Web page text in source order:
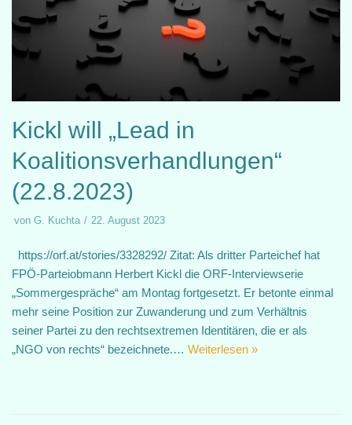
Kickl will „Lead in
Koalitionsverhandlungen“
(22.8.2023)
von G. Kuchta 22. August 2023
https://orf.at/stories/3328292/ Zitat: Als dritter Parteichef hat
FPÖ-Parteiobmann Herbert Kickl die ORF-Interviewserie
„Sommergespräche“ am Montag fortgesetzt. Er betonte einmal
mehr seine Position zur Zuwanderung und zum Verhältnis
seiner Partei zu den rechtsextremen Identitären, die er als
„NGO von rechts“ bezeichnete.… Weiterlesen »